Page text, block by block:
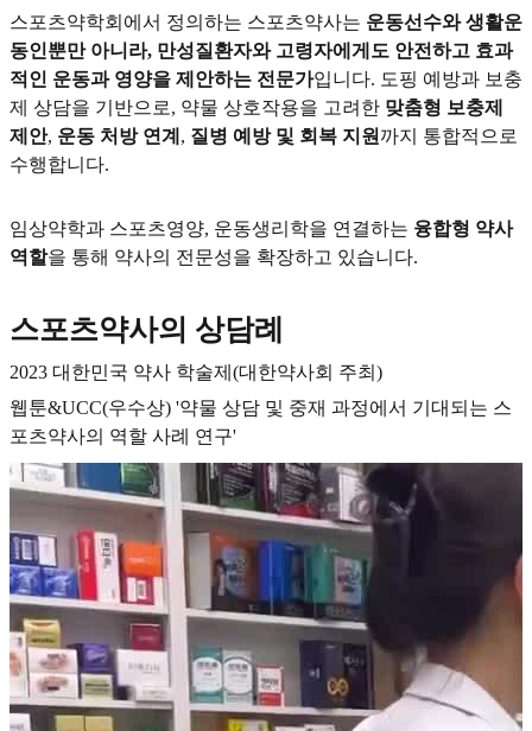
스포츠약학회에서 정의하는 스포츠약사는 운동선수와 생활운
동인뿐만 아니라, 만성질환자와 고령자에게도 안전하고 효과
적인 운동과 영양을 제안하는 전문가입니다. 도핑 예방과 보충
제 상담을 기반으로, 약물 상호작용을 고려한 맞춤형 보충제
제안, 운동 처방 연계 , 질병 예방 및 회복 지원 까지 통합적으로
수행합니다.
임상약학과 스포츠영양, 운동생리학을 연결하는 융합형 약사
역할을 통해 약사의 전문성을 확장하고 있습니다.
스포츠약사의 상담례
2023 대한민국 약사 학술제(대한약사회 주최)
웹툰&UCC(우수상) '약물 상담 및 중재 과정에서 기대되는 스
포츠약사의 역할 사례 연구'